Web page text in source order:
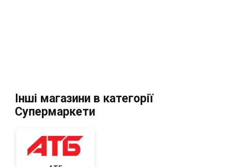
Інші магазини в категорії
Супермаркети